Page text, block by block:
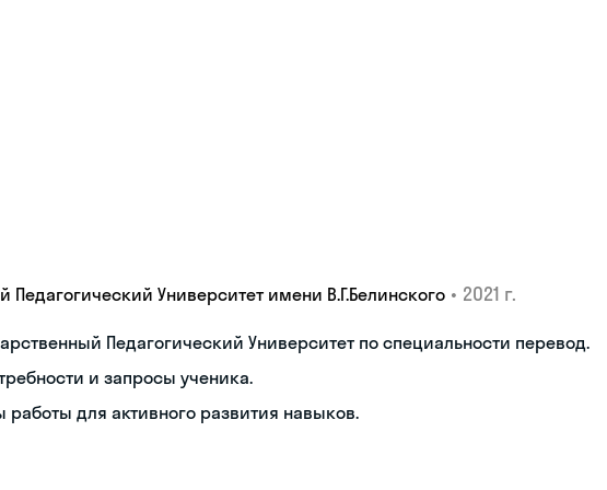
Педагогический Университет имени В.Г.Белинского • 2021 г.
Педагогический Университет по специальности перевод.
и запросы ученика.
для активного развития навыков.